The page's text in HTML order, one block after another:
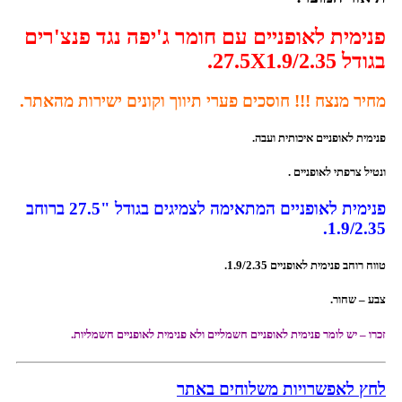
פנימית לאופניים עם חומר ג'יפה נגד פנצ'רים
בגודל 27.5X1.9/2.35.
מחיר מנצח !!! חוסכים פערי תיווך וקונים ישירות מהאתר.
פנימית לאופניים איכותית ועבה.
ונטיל צרפתי לאופניים .
פנימית לאופניים המתאימה לצמיגים בגודל "27.5 ברוחב
1.9/2.35.
טווח רוחב פנימית לאופניים 1.9/2.35.
צבע – שחור.
זכרו – יש לומר פנימית לאופניים חשמליים ולא פנימית לאופניים חשמליות.
לחץ לאפשרויות משלוחים באתר